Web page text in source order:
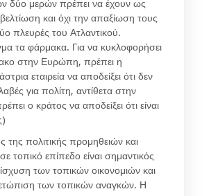
δύο μερών πρέπει να έχουν ως
και όχι την απαξίωση τους
πλευρές του Ατλαντικού.
τα φάρμακα. Για να κυκλοφορήσει
στην Ευρώπη, πρέπει η
εταιρεία να αποδείξει ότι δεν
για πολίτη, αντίθετα στην
ο κράτος να αποδείξει ότι είναι
της πολιτικής προμηθειών και
τοπικό επίπεδο είναι σημαντικός
των τοπικών οικονομιών και
των τοπικών αναγκών. Η